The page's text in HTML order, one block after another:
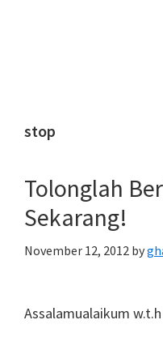
stop
Tolonglah
Sekarang!
November 12, 2012 by
Assalamualaikum